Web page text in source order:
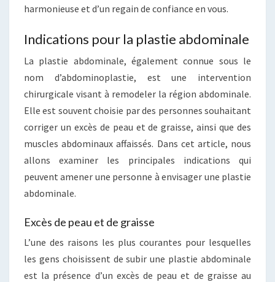
harmonieuse et d’un regain de confiance en vous.
Indications pour la plastie abdominale
La plastie abdominale, également connue sous le
nom d’abdominoplastie, est une intervention
chirurgicale visant à remodeler la région abdominale.
Elle est souvent choisie par des personnes souhaitant
corriger un excès de peau et de graisse, ainsi que des
muscles abdominaux affaissés. Dans cet article, nous
allons examiner les principales indications qui
peuvent amener une personne à envisager une plastie
abdominale.
Excès de peau et de graisse
L’une des raisons les plus courantes pour lesquelles
les gens choisissent de subir une plastie abdominale
est la présence d’un excès de peau et de graisse au